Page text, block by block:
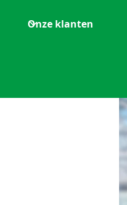
Onze klanten